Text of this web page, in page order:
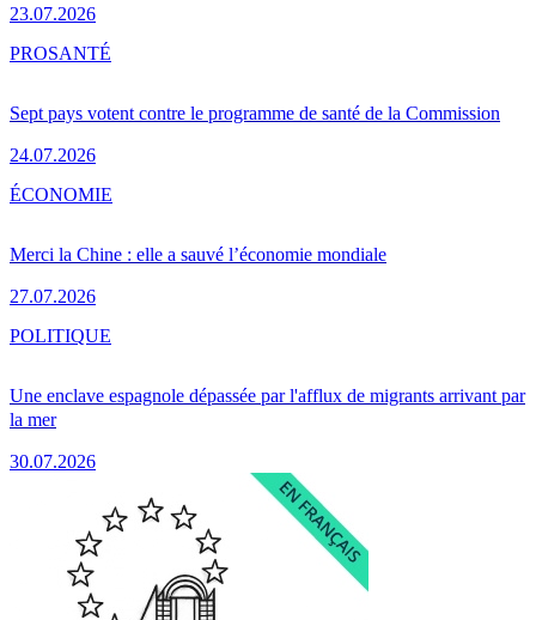
23.07.2026
Sept pays votent contre le programme de santé de la Commission
24.07.2026
PROSANTÉ
Merci la Chine : elle a sauvé l’économie mondiale
27.07.2026
ÉCONOMIE
Une enclave espagnole dépassée par l'afflux de migrants arrivant par
la mer
30.07.2026
POLITIQUE